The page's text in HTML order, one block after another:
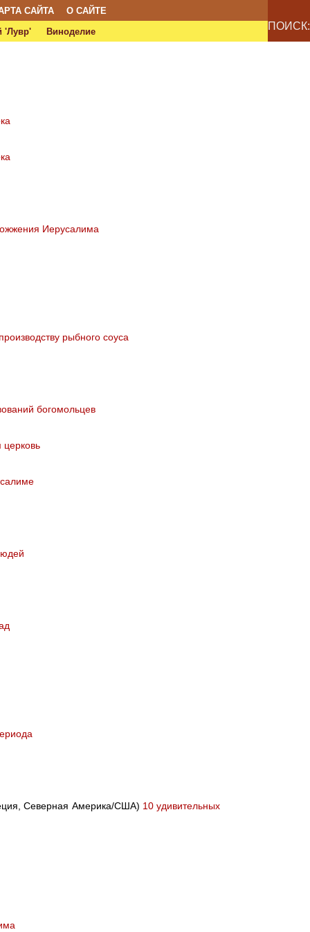
САЙТА
О САЙТЕ
'Лувр' Виноделие ПОИСК:
Иерусалима
рыбного соуса
богомольцев
Северная Америка/США) 10 удивительных